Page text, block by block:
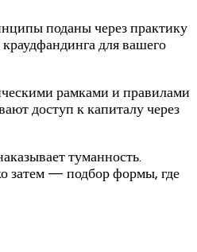
поданы через практику
для вашего
рамками и правилами
доступ к капиталу через
туманность.
затем — подбор формы, где